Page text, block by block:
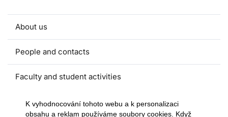
About us
People and contacts
Faculty and student activities
Projects and strategic partnerships
K vyhodnocování tohoto webu a k personalizaci
obsahu a reklam používáme soubory cookies. Když